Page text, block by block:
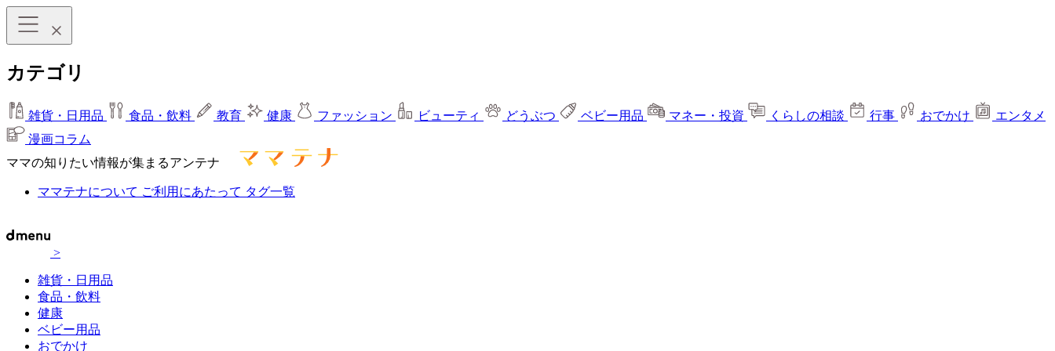
カテゴリ
雑貨・日用品 食品・飲料 教育 健康 ファッション ビューティ どうぶつ ベビー用品 マネー・投資 くらしの相談 行事 おでかけ
エンタメ
漫画コラム
ママの知りたい情報が集まるアンテナ
ママテナについて ご利用にあたって タグ一覧
>
雑貨・日用品
食品・飲料
健康
ベビー用品
おでかけ